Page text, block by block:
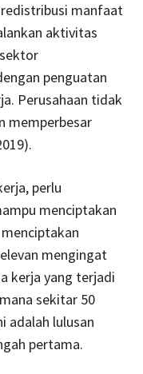
manfaat
aktivitas
penguatan
Perusahaan tidak
memperbesar
perlu
menciptakan
mengingat
kerja yang terjadi
sekitar 50
adalah lulusan
pertama.